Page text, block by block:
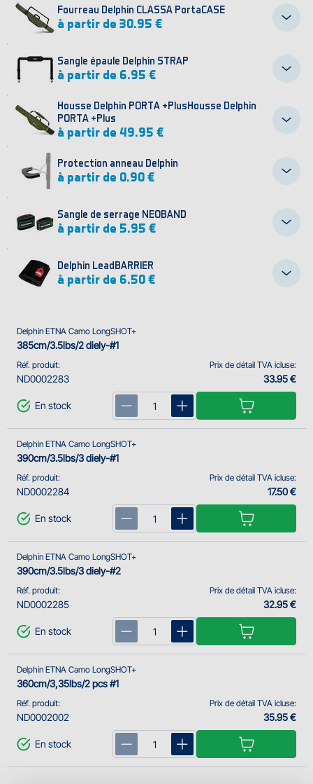
Fourreau Delphin CLASSA PortaCASE
à partir de 30.95 €
Sangle épaule Delphin STRAP
à partir de 6.95 €
Housse Delphin PORTA +PlusHousse Delphin
PORTA +Plus
à partir de 49.95 €
Protection anneau Delphin
à partir de 0.90 €
Sangle de serrage NEOBAND
à partir de 5.95 €
Delphin LeadBARRIER
à partir de 6.50 €
Réf. produit:
ND0002283
Delphin ETNA Camo LongSHOT+
385cm/3.5lbs/2 diely-#1
Prix de détail TVA icluse:
33.95 €
En stock
Réf. produit:
ND0002284
Delphin ETNA Camo LongSHOT+
390cm/3.5lbs/3 diely-#1
Prix de détail TVA icluse:
17.50 €
En stock
Réf. produit:
ND0002285
Delphin ETNA Camo LongSHOT+
390cm/3.5lbs/3 diely-#2
Prix de détail TVA icluse:
32.95 €
En stock
Réf. produit:
ND0002002
Delphin ETNA Camo LongSHOT+
360cm/3,35lbs/2 pcs #1
Prix de détail TVA icluse:
35.95 €
En stock